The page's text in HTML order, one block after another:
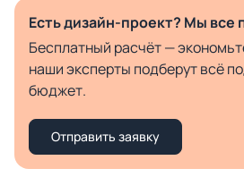
Есть дизайн-проект? Мы все
Бесплатный расчёт —
наши эксперты подберут всё
бюджет.
Отправить заявку